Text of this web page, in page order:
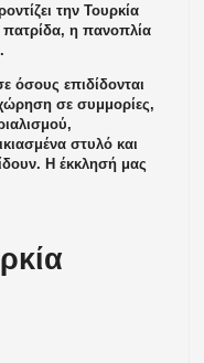
την Τουρκία
πατρίδα, η πανοπλία
όσους επιδίδονται
σε συμμορίες,
στυλό και
Η έκκλησή μας